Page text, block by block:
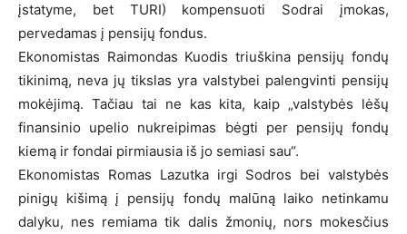
įstatyme, bet TURI) kompensuoti Sodrai įmokas,
pervedamas į pensijų fondus.
Ekonomistas Raimondas Kuodis triuškina pensijų fondų
tikinimą, neva jų tikslas yra valstybei palengvinti pensijų
mokėjimą. Tačiau tai ne kas kita, kaip „valstybės lėšų
finansinio upelio nukreipimas bėgti per pensijų fondų
kiemą ir fondai pirmiausia iš jo semiasi sau“.
Ekonomistas Romas Lazutka irgi Sodros bei valstybės
pinigų kišimą į pensijų fondų malūną laiko netinkamu
dalyku, nes remiama tik dalis žmonių, nors mokesčius